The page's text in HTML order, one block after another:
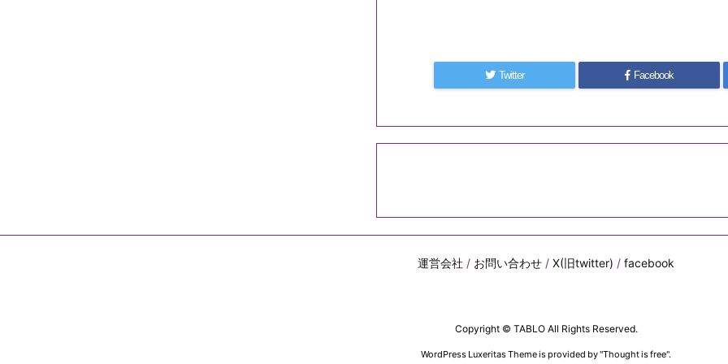
Twitter Facebook
運営会社 / お問い合わせ/ X(旧twitter) / facebook
Copyright © TABLOAll Rights Reserved.
WordPress Luxeritas Theme is provided by "Thought is free".